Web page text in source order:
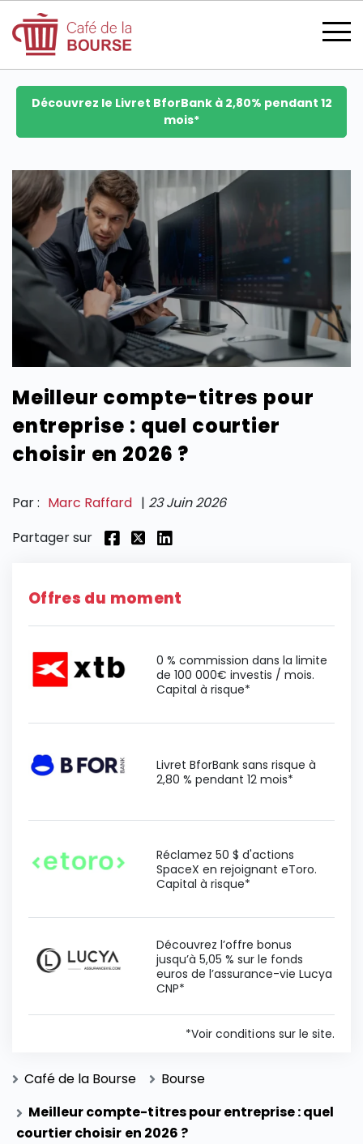
se connecter
devenir membre
CATÉGORIES
SECTIONS
Découvrez le Livret BforBank à 2,80% pendant 12
mois*
Meilleur compte-titres pour
entreprise : quel courtier
choisir en 2026 ?
Par : Marc Raffard | 23 Juin 2026
Partager sur
Offres du moment
0 % commission dans la limite
de 100 000€ investis / mois.
Capital à risque*
Livret BforBank sans risque à
2,80 % pendant 12 mois*
Réclamez 50 $ d'actions
SpaceX en rejoignant eToro.
Capital à risque*
Découvrez l’offre bonus
jusqu’à 5,05 % sur le fonds
euros de l’assurance-vie Lucya
CNP*
*Voir conditions sur le site.
Café de la Bourse
Bourse
Meilleur compte-titres pour entreprise : quel
courtier choisir en 2026 ?